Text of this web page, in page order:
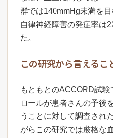
群では140mmHg未満を
自律神経障害の発症率は
た。
この研究から言えるこ
もともとのACCORD試験
ロールが患者さんの予後
うことに対して調査され
がらこの研究では厳格な